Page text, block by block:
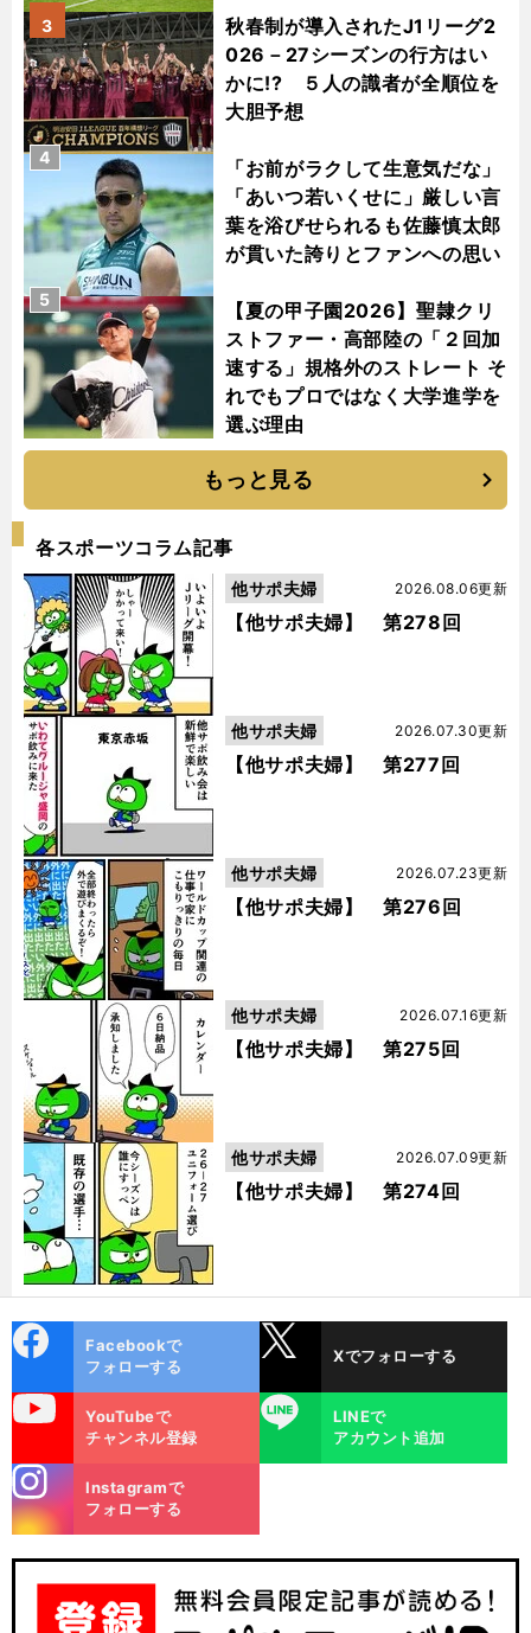
秋春制が導入されたJ1リーグ2
026－27シーズンの行方はい
かに!? ５人の識者が全順位を
大胆予想
3
「お前がラクして生意気だな」
「あいつ若いくせに」厳しい言
葉を浴びせられるも佐藤慎太郎
が貫いた誇りとファンへの思い
4
【夏の甲子園2026】聖隷クリ
ストファー・高部陸の「２回加
速する」規格外のストレート そ
れでもプロではなく大学進学を
選ぶ理由
5
もっと見る
各スポーツコラム記事
【他サポ夫婦】 第278回
2026.08.06更新
他サポ夫婦
【他サポ夫婦】 第277回
2026.07.30更新
他サポ夫婦
【他サポ夫婦】 第276回
2026.07.23更新
他サポ夫婦
【他サポ夫婦】 第275回
2026.07.16更新
他サポ夫婦
【他サポ夫婦】 第274回
2026.07.09更新
他サポ夫婦
ok
Facebookで
フォローする
Xでフォローする
YouTubeで
チャンネル登録
LINE
LINEで
アカウント追加
m
Instagramで
フォローする